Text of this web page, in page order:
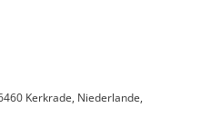
Kerkrade, Niederlande,